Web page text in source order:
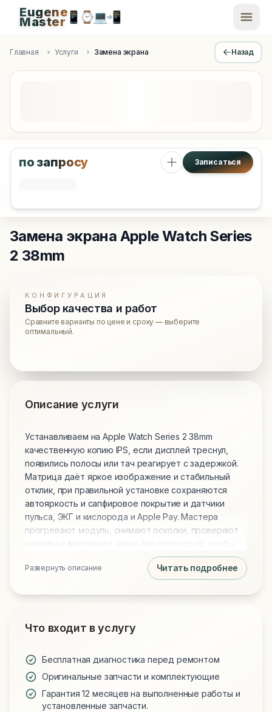
Apple Diagnostics & Engineering Authority in Saint
Eugene
Master📱 ⌚💻📲
Главная Услуги Замена экрана Назад
по запросу Записаться
Замена экрана Apple Watch Series
2 38mm
КОНФИГУРАЦИЯ
Выбор качества и работ
Сравните варианты по цене и сроку — выберите
оптимальный.
Описание услуги
Устанавливаем на Apple Watch Series 2 38mm
качественную копию IPS, если дисплей треснул,
появились полосы или тач реагирует с задержкой.
Матрица даёт яркое изображение и стабильный
отклик, при правильной установке сохраняются
автояркость и сапфировое покрытие и датчики
пульса, ЭКГ и кислорода и Apple Pay. Мастера
прогревают модуль, снимают осколки, проверяют
снизить риск повторных поломок. Такой вариант
ремонта помогает быстро восстановить внешний
Развернуть описание Читать подробнее
Что входит в услугу
Бесплатная диагностика перед ремонтом
Оригинальные запчасти и комплектующие
Гарантия 12 месяцев на выполненные работы и
установленные запчасти.